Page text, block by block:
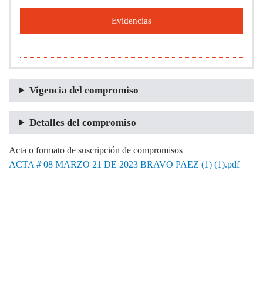
Evidencias
Vigencia del compromiso
Detalles del compromiso
Acta o formato de suscripción de compromisos
ACTA # 08 MARZO 21 DE 2023 BRAVO PAEZ (1) (1).pdf